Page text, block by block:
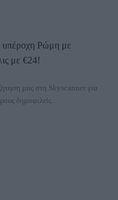
υπέροχη Ρώμη με
με €24!
μας στη Skyscanner για
δημοφιλείς...